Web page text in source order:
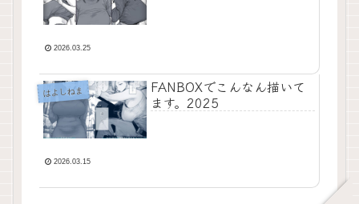
2026.03.25
はよしねま
FANBOXでこんなん描いて
ます。2025
2026.03.15